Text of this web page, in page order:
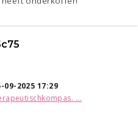
09-2025 17:29
...